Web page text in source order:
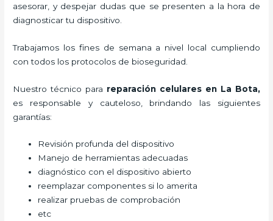
asesorar, y despejar dudas que se presenten a la hora de
diagnosticar tu dispositivo.
Trabajamos los fines de semana a nivel local cumpliendo
con todos los protocolos de bioseguridad.
Nuestro técnico para reparación celulares en La Bota,
es responsable y cauteloso, brindando las siguientes
garantías:
Revisión profunda del dispositivo
Manejo de herramientas adecuadas
diagnóstico con el dispositivo abierto
reemplazar componentes si lo amerita
realizar pruebas de comprobación
etc